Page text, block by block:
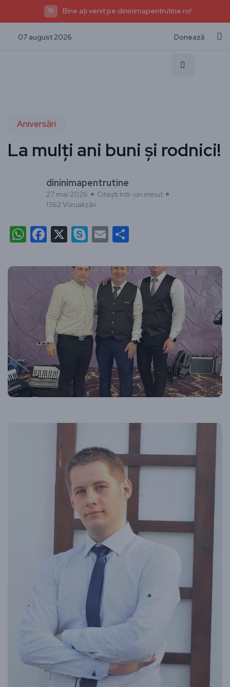
👋 Bine ați venit pe dininimapentrutine.ro!
07 august 2026 Donează
Aniversări
La mulți ani buni și rodnici!
dininimapentrutine
27 mai 2026
Citești într-un minut
1362 Vizualizări
WhatsApp
Facebook
X Skype
Email